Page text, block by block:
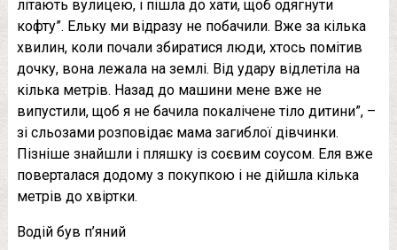
літають вулицею, і пішла до хати, щоб одягнути
кофту”. Ельку ми відразу не побачили. Вже за кілька
хвилин, коли почали збиратися люди, хтось помітив
дочку, вона лежала на землі. Від удару відлетіла на
кілька метрів. Назад до машини мене вже не
випустили, щоб я не бачила покалічене тіло дитини”, –
зі сльозами розповідає мама загиблої дівчинки.
Пізніше знайшли і пляшку із соєвим соусом. Еля вже
поверталася додому з покупкою і не дійшла кілька
метрів до хвіртки.
Водій був п’яний